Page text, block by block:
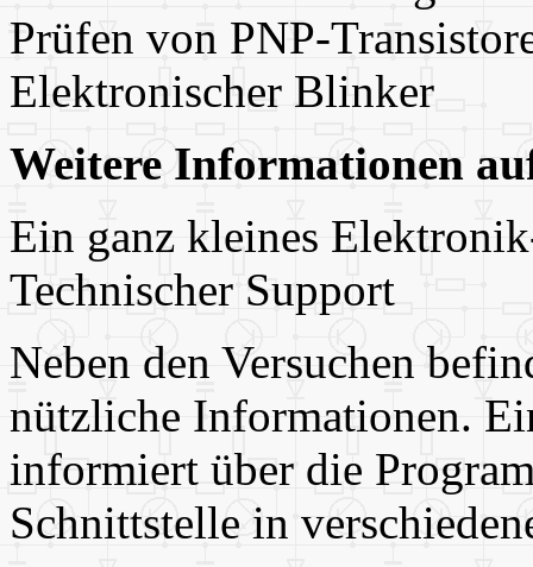
Prüfen von PNP-
Elektronischer Blinker
Weitere Informationen
Ein ganz kleines
Technischer Support
Neben den Versuchen
nützliche Informationen.
informiert über die
Schnittstelle in